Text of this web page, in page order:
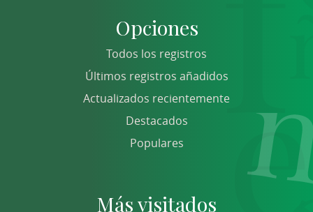
Opciones
Todos los registros
Últimos registros añadidos
Actualizados recientemente
Destacados
Populares
Más visitados